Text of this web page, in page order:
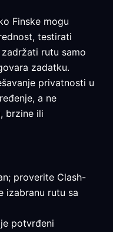
Finske mogu
testirati
rutu samo
zadatku.
privatnosti u
a ne
brzine ili
proverite Clash-
izabranu rutu sa
potvrđeni